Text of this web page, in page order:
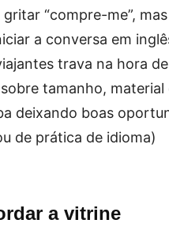
“compre-me”,
a conversa em
trava na hora
tamanho, material
deixando boas
de prática de idioma)
a vitrine